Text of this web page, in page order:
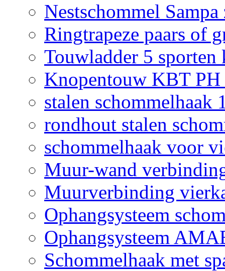
Nestschommel
Ringtrapeze paars of
Touwladder 5 sporten
Knopentouw KBT
stalen schommelhaak
rondhout stalen
schommelhaak voor
Muur-wand
Muurverbinding
Ophangsysteem
Ophangsysteem
Schommelhaak met